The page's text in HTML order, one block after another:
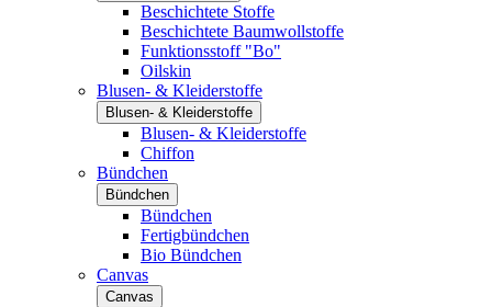
Beschichtete Stoffe
Beschichtete Baumwollstoffe
Funktionsstoff "Bo"
Oilskin
Blusen- & Kleiderstoffe
Blusen- & Kleiderstoffe
Blusen- & Kleiderstoffe
Chiffon
Bündchen
Bündchen
Bündchen
Fertigbündchen
Bio Bündchen
Canvas
Canvas